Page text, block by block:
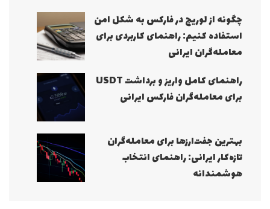
چگونه از لوریج در فارکس به شکل امن
استفاده کنیم: راهنمای کاربردی برای
معامله‌گران ایرانی
راهنمای کامل واریز و برداشت USDT
برای معامله‌گران فارکس ایرانی
بهترین جفت‌ارزها برای معامله‌گران
تازه‌کار ایرانی: راهنمای انتخاب
هوشمندانه